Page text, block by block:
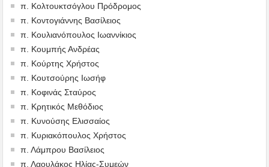
π. Κολτουκτσόγλου Πρόδρομος
π. Κοντογιάννης Βασίλειος
π. Κουλιανόπουλος Ιωαννίκιος
π. Κουμπής Ανδρέας
π. Κούρτης Χρήστος
π. Κουτσούρης Ιωσήφ
π. Κοφινάς Σταύρος
π. Κρητικός Μεθόδιος
π. Κυνούσης Ελισσαίος
π. Κυριακόπουλος Χρήστος
π. Λάμπρου Βασίλειος
π. Λαουλάκος Ηλίας-Συμεών